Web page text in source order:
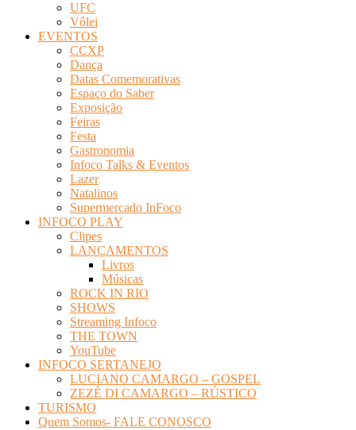
UFC
Vôlei
EVENTOS
CCXP
Dança
Datas Comemorativas
Espaço do Saber
Exposição
Feiras
Festa
Gastronomia
Infoco Talks & Eventos
Lazer
Natalinos
Supermercado InFoco
INFOCO PLAY
Clipes
LANÇAMENTOS
Livros
Músicas
ROCK IN RIO
SHOWS
Streaming Infoco
THE TOWN
YouTube
INFOCO SERTANEJO
LUCIANO CAMARGO – GOSPEL
ZEZÉ DI CAMARGO – RÚSTICO
TURISMO
Quem Somos- FALE CONOSCO